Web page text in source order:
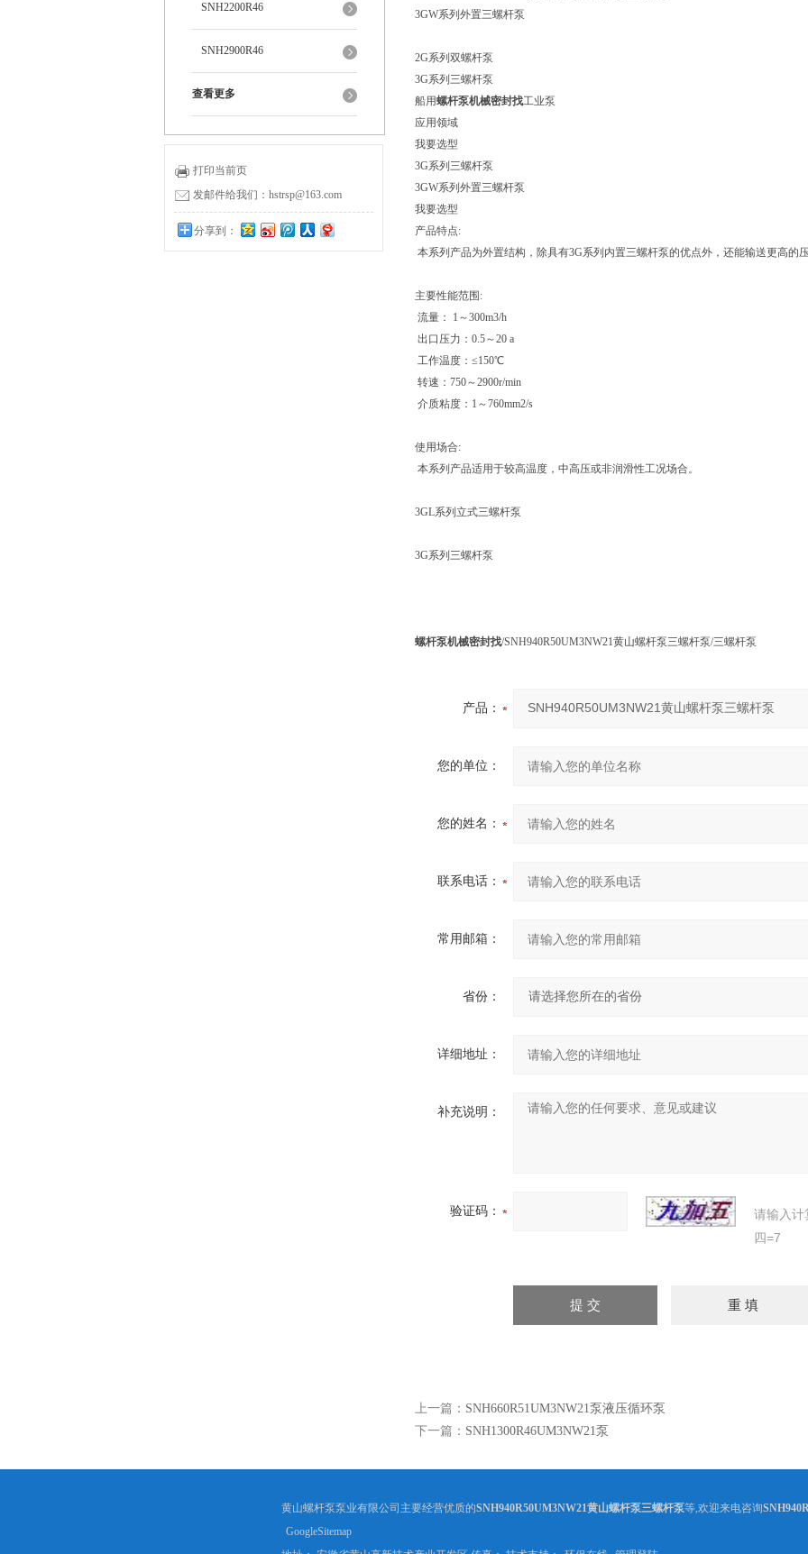
SNH2200R46
SNH2900R46
查看更多
打印当前页
发邮件给我们：hstrsp@163.com
分享到：
3GW系列外置三螺杆泵
2G系列双螺杆泵
3G系列三螺杆泵
船用螺杆泵机械密封找工业泵
应用领域
我要选型
3G系列三螺杆泵
3GW系列外置三螺杆泵
我要选型
产品特点:
本系列产品为外置结构，除具有3G系列内置三螺杆泵的优点外，还能输送更高的
主要性能范围:
流量： 1～300m3/h
出口压力：0.5～20 a
工作温度：≤150℃
转速：750～2900r/min
介质粘度：1～760mm2/s
使用场合:
本系列产品适用于较高温度，中高压或非润滑性工况场合。
3GL系列立式三螺杆泵
3G系列三螺杆泵
螺杆泵机械密封找/SNH940R50UM3NW21黄山螺杆泵三螺杆泵/三螺杆泵
产品：
您的单位：
您的姓名：
联系电话：
常用邮箱：
省份：
详细地址：
补充说明：
验证码：
请输入计
四=7
上一篇： SNH660R51UM3NW21泵液压循环泵
下一篇： SNH1300R46UM3NW21泵
黄山螺杆泵泵业有限公司主要经营优质的SNH940R50UM3NW21黄山螺杆泵三螺杆泵等,欢迎来电咨询
GoogleSitemap